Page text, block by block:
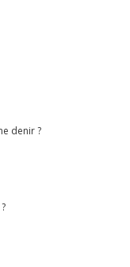
denir ?